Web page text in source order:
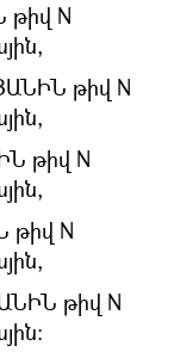
թիվ N
թիվ N
թիվ N
թիվ N
թիվ N